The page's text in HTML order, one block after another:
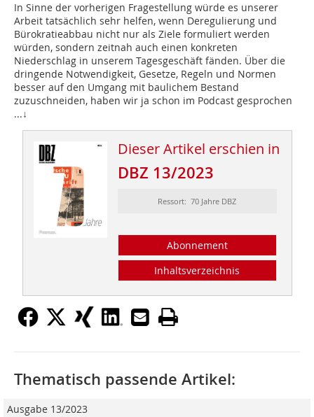
In Sinne der vorherigen Fragestellung würde es unserer
Arbeit tatsächlich sehr helfen, wenn Deregulierung und
Bürokratieabbau nicht nur als Ziele formuliert werden
würden, sondern zeitnah auch einen konkreten
Niederschlag in unserem Tagesgeschäft fänden. Über die
dringende Notwendigkeit, Gesetze, Regeln und Normen
besser auf den Umgang mit baulichem Bestand
zuzuschneiden, haben wir ja schon im Podcast gesprochen
...↓
Dieser Artikel erschien in
DBZ 13/2023
Ressort: 70 Jahre DBZ
Abonnement
Inhaltsverzeichnis
Thematisch passende Artikel:
Ausgabe 13/2023